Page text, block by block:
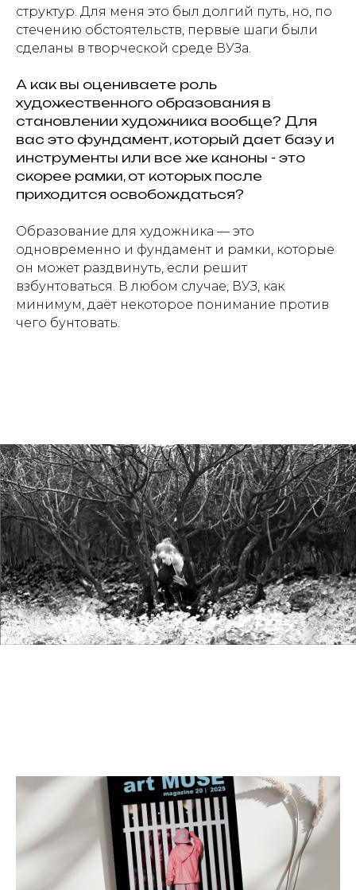
структур. Для меня это был долгий путь, но, по
стечению обстоятельств, первые шаги были
сделаны в творческой среде ВУЗа.
А как вы оцениваете роль
художественного образования в
становлении художника вообще? Для
вас это фундамент, который дает базу и
инструменты или все же каноны - это
скорее рамки, от которых после
приходится освобождаться?
Образование для художника — это
одновременно и фундамент и рамки, которые
он может раздвинуть, если решит
взбунтоваться. В любом случае, ВУЗ, как
минимум, даёт некоторое понимание против
чего бунтовать.